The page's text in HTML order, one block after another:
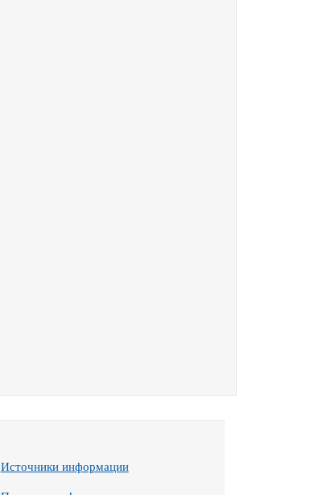
Источники информации